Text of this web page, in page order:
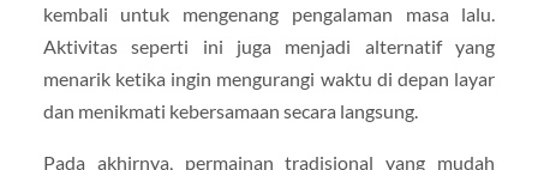
kembali untuk mengenang pengalaman masa lalu.
Aktivitas seperti ini juga menjadi alternatif yang
menarik ketika ingin mengurangi waktu di depan layar
dan menikmati kebersamaan secara langsung.
Pada akhirnya, permainan tradisional yang mudah